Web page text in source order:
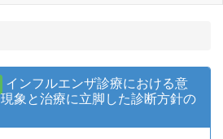
インフルエンザ診療における意
象と治療に立脚した診断方針の